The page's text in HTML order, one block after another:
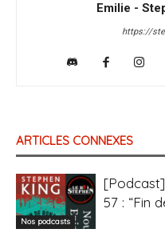
Emilie -
https://
ARTICLES CONNEXES
Nos podcasts
57 : “Fin